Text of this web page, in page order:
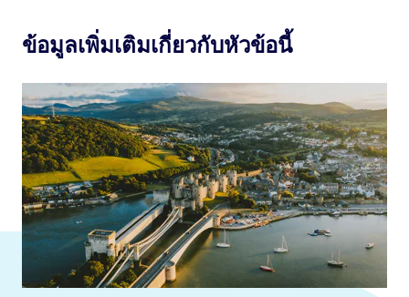
ข้อมูลเพิ่มเติมเกี่ยวกับหัวข้อนี้